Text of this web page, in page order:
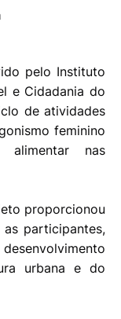
pelo Instituto
e Cidadania do
de atividades
feminino
nas
proporcionou
participantes,
urbana e do